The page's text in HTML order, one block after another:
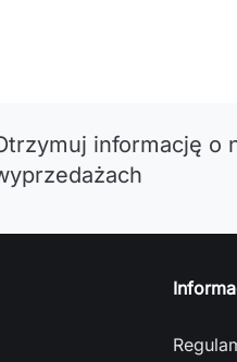
informację o